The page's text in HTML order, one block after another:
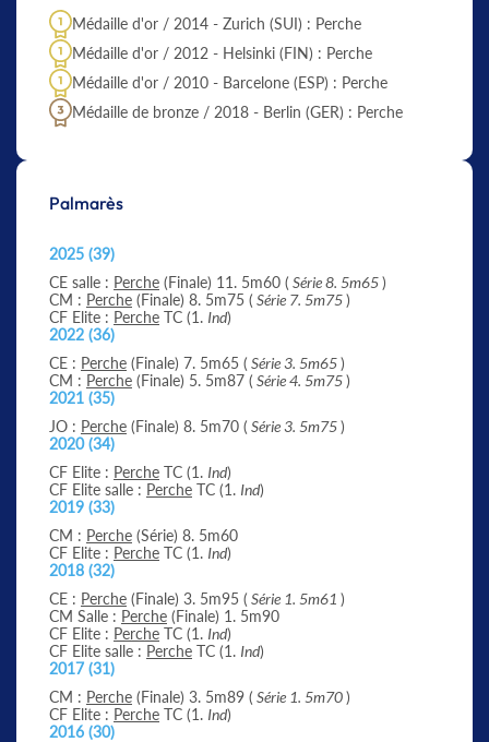
Médaille d'or / 2014 - Zurich (SUI) : Perche
Médaille d'or / 2012 - Helsinki (FIN) : Perche
Médaille d'or / 2010 - Barcelone (ESP) : Perche
Médaille de bronze / 2018 - Berlin (GER) : Perche
Palmarès
2025 (39)
CE salle : Perche (Finale) 11. 5m60 ( Série 8. 5m65)
CM : Perche (Finale) 8. 5m75 ( Série 7. 5m75)
CF Elite : Perche TC (1. Ind)
2022 (36)
CE : Perche (Finale) 7. 5m65 ( Série 3. 5m65)
CM : Perche (Finale) 5. 5m87 ( Série 4. 5m75)
2021 (35)
JO : Perche (Finale) 8. 5m70 ( Série 3. 5m75)
2020 (34)
CF Elite : Perche TC (1. Ind)
CF Elite salle : Perche TC (1. Ind)
2019 (33)
CM : Perche (Série) 8. 5m60
CF Elite : Perche TC (1. Ind)
2018 (32)
CE : Perche (Finale) 3. 5m95 ( Série 1. 5m61 )
CM Salle : Perche (Finale) 1. 5m90
CF Elite : Perche TC (1. Ind)
CF Elite salle : Perche TC (1. Ind)
2017 (31)
CM : Perche (Finale) 3. 5m89 ( Série 1. 5m70)
CF Elite : Perche TC (1. Ind)
2016 (30)